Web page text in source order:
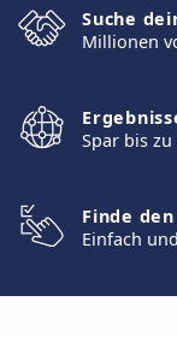
Suche
Millionen
Spar bis zu
Finde
Einfach